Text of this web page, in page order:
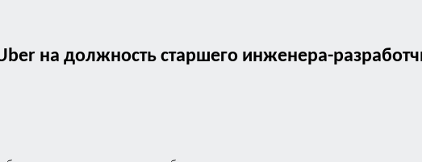
на должность старшего инженера-